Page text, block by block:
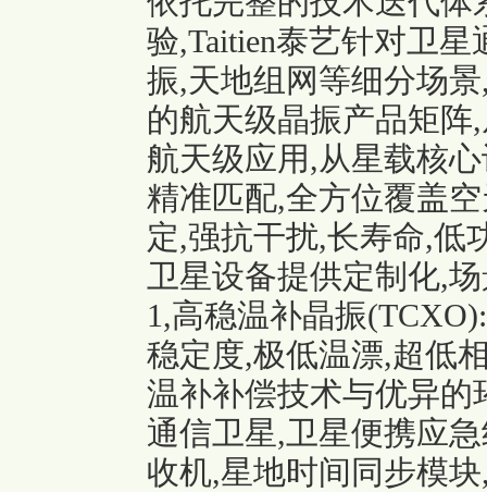
验,Taitien泰艺针对卫
振,天地组网等细分场
的航天级晶振产品矩
航天级应用,从星载核
精准匹配,全方位覆盖
定,强抗干扰,长寿命,低
卫星设备提供定制化,
1,高稳温补晶振
稳定度,极低温漂,超低
温补补偿技术与优异
通信卫星,卫星便携应
收机,星地时间同步模